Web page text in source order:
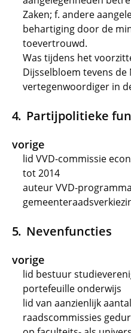
Zaken; f. andere
behartiging door de
toevertrouwd.
Was tijdens het
Dijsselbloem tevens de
vertegenwoordiger in
Partijpolitieke
vorige
lid VVD-commissie
tot 2014
auteur VVD-
Nevenfuncties
vorige
lid bestuur
portefeuille onderwijs
lid van aanzienlijk
raadscommissies